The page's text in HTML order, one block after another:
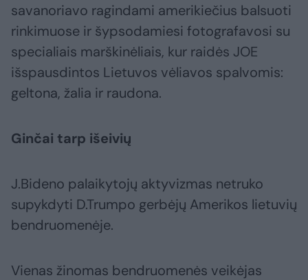
savanoriavo ragindami amerikiečius balsuoti
rinkimuose ir šypsodamiesi fotografavosi su
specialiais marškinėliais, kur raidės JOE
išspausdintos Lietuvos vėliavos spalvomis:
geltona, žalia ir raudona.
Ginčai tarp išeivių
J.Bideno palaikytojų aktyvizmas netruko
supykdyti D.Trumpo gerbėjų Amerikos lietuvių
bendruomenėje.
Vienas žinomas bendruomenės veikėjas